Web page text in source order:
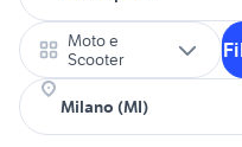
Moto e
Scooter